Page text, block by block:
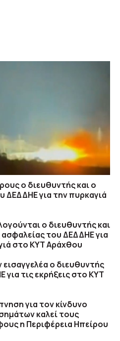
ο διευθυντής και ο
ΔΕΔΔΗΕ για την πυρκαγιά
ο διευθυντής και
ασφαλείας του ΔΕΔΔΗΕ για
στο ΚΥΤ Αράχθου
ο διευθυντής
για τις εκρήξεις στο ΚΥΤ
για τον κίνδυνο
καλεί τους
η Περιφέρεια Ηπείρου